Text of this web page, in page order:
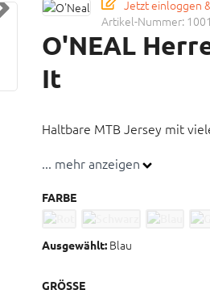
Jetzt einloggen
Artikel-Nummer:
O'NEAL
It
Haltbare MTB Jersey mit
Mehr Komfort bei
Unsichtbare, seitliche
Mesh-Einsätze unter den
Flache Nähte für mehr
... mehr anzeigen
FARBE
Ausgewählt: Blau
GRÖSSE